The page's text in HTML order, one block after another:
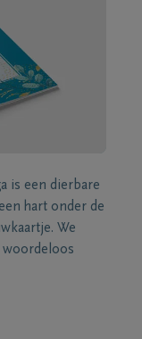
is een dierbare
hart onder de
We
woordeloos